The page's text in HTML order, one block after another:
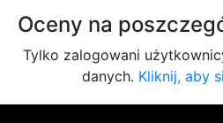
Oceny na
Tylko zalogowani
danych. Kliknij, aby